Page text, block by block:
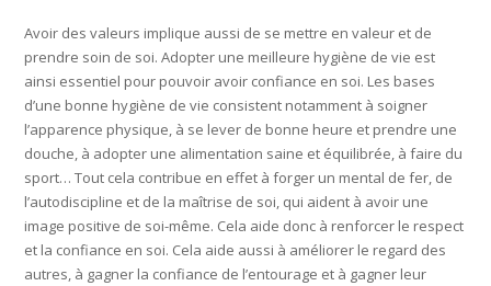
Avoir des valeurs implique aussi de se mettre en valeur et de
prendre soin de soi. Adopter une meilleure hygiène de vie est
ainsi essentiel pour pouvoir avoir confiance en soi. Les bases
d’une bonne hygiène de vie consistent notamment à soigner
l’apparence physique, à se lever de bonne heure et prendre une
douche, à adopter une alimentation saine et équilibrée, à faire du
sport… Tout cela contribue en effet à forger un mental de fer, de
l’autodiscipline et de la maîtrise de soi, qui aident à avoir une
image positive de soi-même. Cela aide donc à renforcer le respect
et la confiance en soi. Cela aide aussi à améliorer le regard des
autres, à gagner la confiance de l’entourage et à gagner leur